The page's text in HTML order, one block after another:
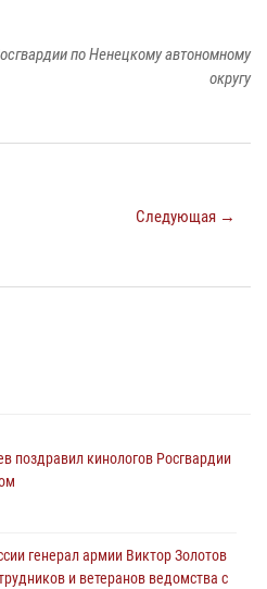
по Ненецкому автономному
округу
Следующая →
поздравил кинологов Росгвардии
генерал армии Виктор Золотов
и ветеранов ведомства с